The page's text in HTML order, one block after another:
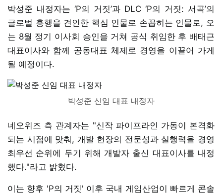
박성준 내정자는 ‘P의 거짓’과 DLC ‘P의 거짓: 서곡’의
글로벌 흥행을 견인한 핵심 인물로 손꼽히는 인물로, 오
는 8월 정기 이사회 승인을 거쳐 공식 취임한 후 배태근
대표이사와 함께 공동대표 체제로 경영을 이끌어 가게
될 예정이다.
박성준 신임 대표 내정자
네오위즈 측 관계자는 "신작 파이프라인 가동이 본격화
되는 시점에 맞춰, 개발 현장의 전문성과 실행력을 경영
최우선 순위에 두기 위해 개발자 출신 대표이사를 내정
했다."라고 밝혔다.
이는 향후 'P의 거짓' 이후 국내 게임산업이 빠르게 콘솔